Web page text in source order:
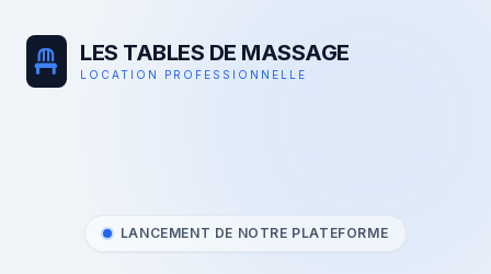
LES TABLES DE MASSAGE
LOCATION PROFESSIONNELLE
LANCEMENT DE NOTRE PLATEFORME